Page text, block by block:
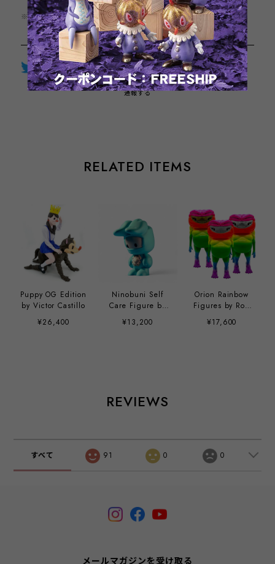
※この商品は1点までのご注文とさせていただきます。
Twitter LINE Facebook
通報する
RELATED ITEMS
Puppy OG Edition
by Victor Castillo
¥26,400
Ninobuni Self
Care Figure by
Juan Muniz
¥13,200
Orion Rainbow
Figures by Ron
English
¥17,600
REVIEWS
すべて 91 0 0
メールマガジンを受け取る